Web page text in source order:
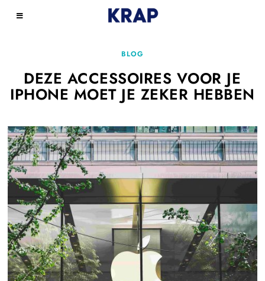
BLOG
DEZE ACCESSOIRES VOOR JE
IPHONE MOET JE ZEKER HEBBEN